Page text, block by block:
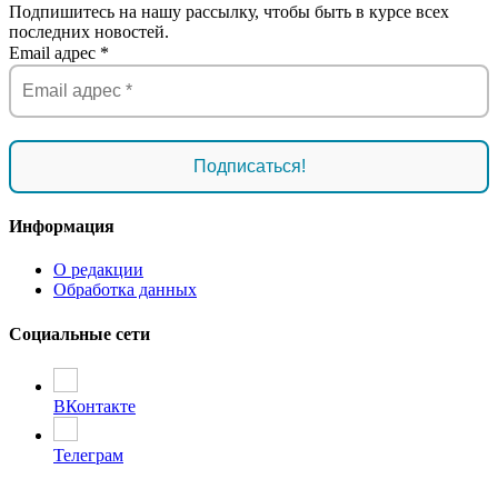
Подпишитесь на нашу рассылку, чтобы быть в курсе всех
последних новостей.
Email адрес *
Информация
О редакции
Обработка данных
Социальные сети
ВКонтакте
Телеграм